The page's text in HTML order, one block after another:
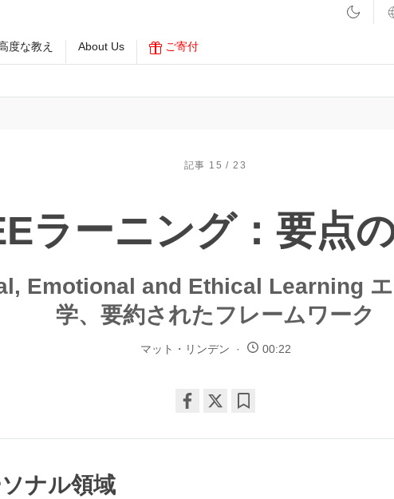
度な教え About Us ご寄付
記事 15 / 23
ラーニング：要点
Emotional and Ethical Learning
学、要約されたフレームワーク
マット・リンデン 00:22
on
ナル領域